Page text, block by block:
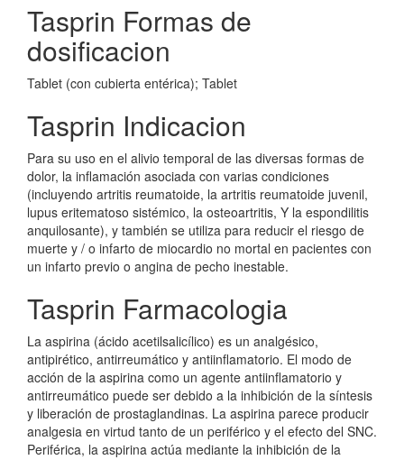
Tasprin Formas de
dosificacion
Tablet (con cubierta entérica); Tablet
Tasprin Indicacion
Para su uso en el alivio temporal de las diversas formas de
dolor, la inflamación asociada con varias condiciones
(incluyendo artritis reumatoide, la artritis reumatoide juvenil,
lupus eritematoso sistémico, la osteoartritis, Y la espondilitis
anquilosante), y también se utiliza para reducir el riesgo de
muerte y / o infarto de miocardio no mortal en pacientes con
un infarto previo o angina de pecho inestable.
Tasprin Farmacologia
La aspirina (ácido acetilsalicílico) es un analgésico,
antipirético, antirreumático y antiinflamatorio. El modo de
acción de la aspirina como un agente antiinflamatorio y
antirreumático puede ser debido a la inhibición de la síntesis
y liberación de prostaglandinas. La aspirina parece producir
analgesia en virtud tanto de un periférico y el efecto del SNC.
Periférica, la aspirina actúa mediante la inhibición de la